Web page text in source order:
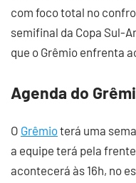
com foco total no
semifinal da Copa Sul-
que o Grêmio enfrenta
Agenda do
O Grêmioterá uma
a equipe terá pela
acontecerá às 16h, no